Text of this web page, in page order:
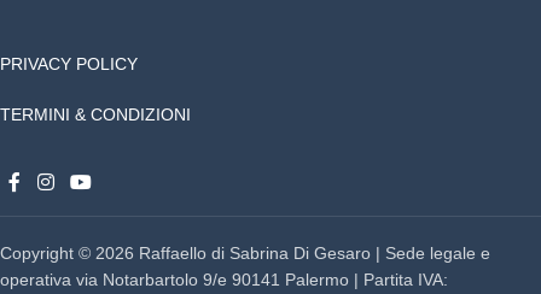
PRIVACY POLICY
TERMINI & CONDIZIONI
Copyright © 2026 Raffaello di Sabrina Di Gesaro | Sede legale e
operativa via Notarbartolo 9/e 90141 Palermo | Partita IVA: